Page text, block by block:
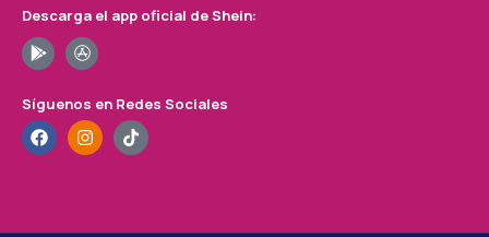
Descarga el app oficial de Shein:
Síguenos en Redes Sociales